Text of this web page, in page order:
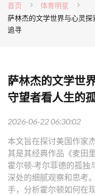
首页
体育明星
萨林杰的文学世界与心灵
追寻
萨林杰的文学世
守望者看人生的
2026-06-22 06:30:02
本文旨在探讨美国作家
其是其经典作品《麦田
霍尔顿·考尔菲德的孤
深处的细腻观察和思考
手，分析霍尔顿如何在